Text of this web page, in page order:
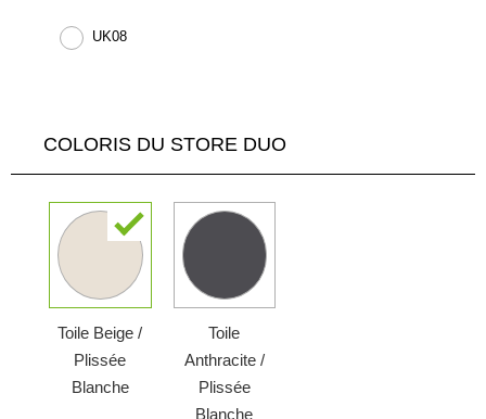
UK08
COLORIS DU STORE DUO
Toile Beige /
Plissée
Blanche
Toile
Anthracite /
Plissée
Blanche